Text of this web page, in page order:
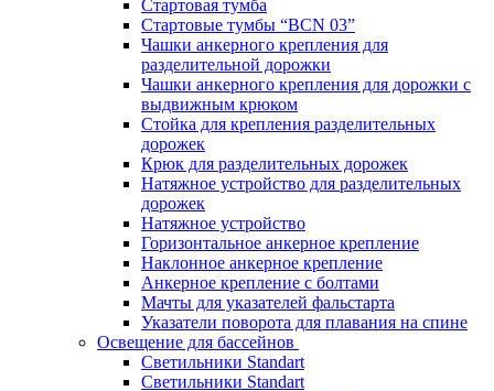
Стартовая тумба
Стартовые тумбы “BCN 03”
Чашки анкерного крепления для
разделительной дорожки
Чашки анкерного крепления для дорожки с
выдвижным крюком
Стойка для крепления разделительных
дорожек
Крюк для разделительных дорожек
Натяжное устройство для разделительных
дорожек
Натяжное устройство
Горизонтальное анкерное крепление
Наклонное анкерное крепление
Анкерное крепление с болтами
Мачты для указателей фальстарта
Указатели поворота для плавания на спине
Освещение для бассейнов
Светильники Standart
Светильники Standart